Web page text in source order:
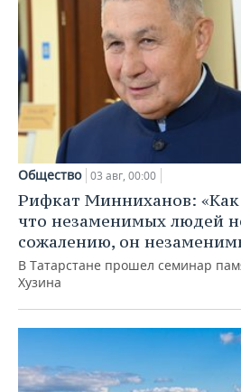
Общество 03 авг, 00:00
Рифкат Минниханов:
что незаменимых людей
сожалению, он
В Татарстане прошел семинар
Хузина